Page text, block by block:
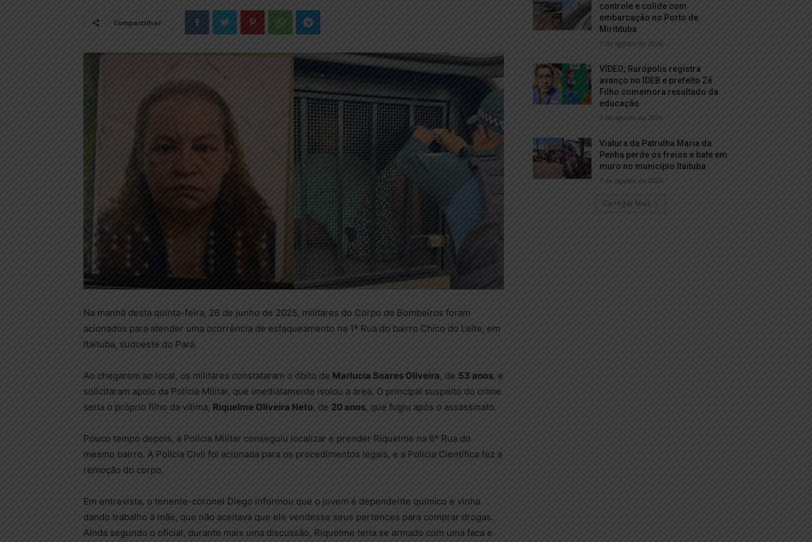
Compartilhar
Na manhã desta quinta-feira, 26 de junho de 2025, militares do Corpo de Bombeiros foram
acionados para atender uma ocorrência de esfaqueamento na 1ª Rua do bairro Chico do Leite, em
Itaituba, sudoeste do Pará.
Ao chegarem ao local, os militares constataram o óbito de Marlucia Soares Oliveira, de 53 anos, e
solicitaram apoio da Polícia Militar, que imediatamente isolou a área. O principal suspeito do crime
seria o próprio filho da vítima, Riquelme Oliveira Neto, de 20 anos, que fugiu após o assassinato.
Pouco tempo depois, a Polícia Militar conseguiu localizar e prender Riquelme na 6ª Rua do
mesmo bairro. A Polícia Civil foi acionada para os procedimentos legais, e a Polícia Científica fez a
remoção do corpo.
Em entrevista, o tenente-coronel Diego informou que o jovem é dependente químico e vinha
dando trabalho à mãe, que não aceitava que ele vendesse seus pertences para comprar drogas.
Ainda segundo o oficial, durante mais uma discussão, Riquelme teria se armado com uma faca e
controle e colide com
embarcação no Porto de
Miritituba
7 de agosto de 2026
VÍDEO; Rurópolis registra
avanço no IDEB e prefeito Zé
Filho comemora resultado da
educação
7 de agosto de 2026
Viatura da Patrulha Maria da
Penha perde os freios e bate em
muro no município Itaituba
7 de agosto de 2026
Carregar Mais